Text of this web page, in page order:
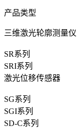
产品类型
三维激光轮廓测量仪
SR系列
SRI系列
激光位移传感器
SG系列
SGI系列
SD-C系列